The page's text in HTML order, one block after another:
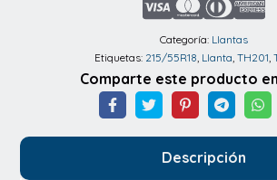
215/55R18
Categoría: Llantas
Etiquetas: 215/55R18 Llanta TH201
Comparte este producto
Descripción